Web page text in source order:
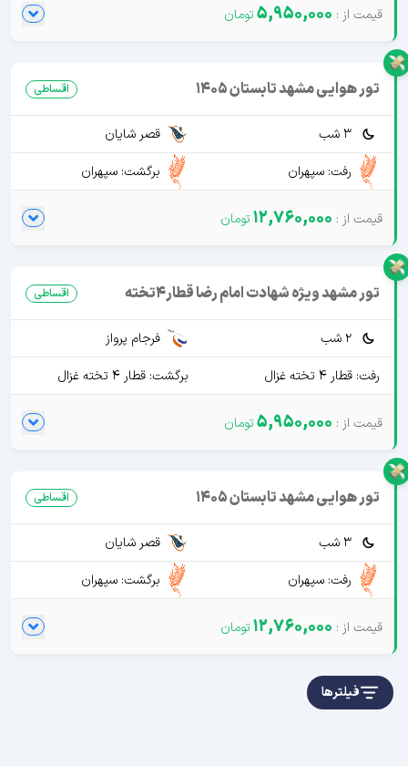
5,950,000
تور هوایی مشهد تابستان 1405 اقساطی
3 شب
قصر شایان
رفت: سپهران
برگشت: سپهران
12,760,000
تور مشهد ویژه شهادت امام رضا قطار4تخته اقساطی
2 شب
فرجام پرواز
رفت: قطار 4 تخته غزال
برگشت: قطار 4 تخته غزال
5,950,000
تور هوایی مشهد تابستان 1405 اقساطی
3 شب
قصر شایان
رفت: سپهران
برگشت: سپهران
12,760,000
فیلترها